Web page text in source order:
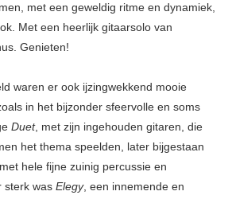
met een geweldig ritme en dynamiek,
Met een heerlijk gitaarsolo van
Genieten!
waren er ook ijzingwekkend mooie
in het bijzonder sfeervolle en soms
Duet, met zijn ingehouden gitaren, die
het thema speelden, later bijgestaan
hele fijne zuinig percussie en
sterk was Elegy, een innemende en